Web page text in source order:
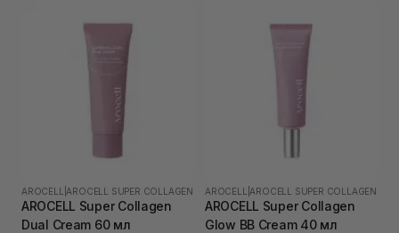
AROCELL AROCELL SUPER COLLAGEN
AROCELL Super Collagen
Dual Cream 60 мл
AROCELL AROCELL SUPER COLLAGEN
AROCELL Super Collagen
Glow BB Cream 40 мл